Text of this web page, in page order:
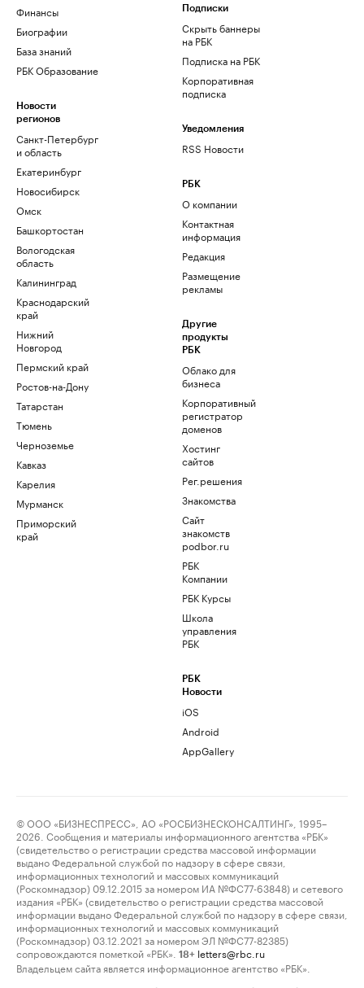
Финансы
Биографии
База знаний
РБК Образование
Новости
регионов
Санкт-Петербург
и область
Екатеринбург
Новосибирск
Омск
Башкортостан
Вологодская
область
Калининград
Краснодарский
край
Нижний
Новгород
Пермский край
Ростов-на-Дону
Татарстан
Тюмень
Черноземье
Кавказ
Карелия
Мурманск
Приморский
край
Подписки
Скрыть баннеры
на РБК
Подписка на РБК
Корпоративная
подписка
Уведомления
RSS Новости
РБК
О компании
Контактная
информация
Редакция
Размещение
рекламы
Другие
продукты
РБК
Облако для
бизнеса
Корпоративный
регистратор
доменов
Хостинг
сайтов
Рег.решения
Знакомства
Сайт
знакомств
podbor.ru
РБК
Компании
РБК Курсы
Школа
управления
РБК
РБК
Новости
iOS
Android
AppGallery
© ООО «БИЗНЕСПРЕСС», АО «РОСБИЗНЕСКОНСАЛТИНГ», 1995–
2026. Сообщения и материалы информационного агентства «РБК»
(свидетельство о регистрации средства массовой информации
выдано Федеральной службой по надзору в сфере связи,
информационных технологий и массовых коммуникаций
(Роскомнадзор) 09.12.2015 за номером ИА №ФС77-63848) и сетевого
издания «РБК» (свидетельство о регистрации средства массовой
информации выдано Федеральной службой по надзору в сфере связи,
информационных технологий и массовых коммуникаций
(Роскомнадзор) 03.12.2021 за номером ЭЛ №ФС77-82385)
сопровождаются пометкой «РБК».
18+ letters@rbc.ru
Владельцем сайта является информационное агентство «РБК».